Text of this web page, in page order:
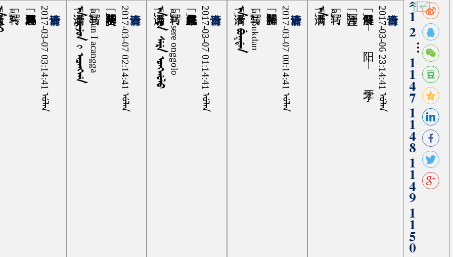
a si 2017-03-07 03:14:41 ᡠᠯᠠᠨ ᠠ ᠵᡳᠵᡠᠨ ᡳ ᠠᠴᠠᠩᡤᠠa jijun I acangga 2017-03-07 02:14:41 ᡠᠯᠠᠨ ᠠ ᡶᠠ ᠰᡝᡵᡝ ᠣᠩᡤᠣᠯᠣa fa sere onggolo 2017-03-07 01:14:41 ᡠᠯᠠᠨ ᠠ ᡳ ᠪᡠᡴᡩᠠᠨa I bukdan 2017-03-07 00:14:41 ᡠᠯᠠᠨ ᠠ a 慢 | 阳 | 字牙2017-03-06 23:14:41 ᡠᠯᠠᠨ
«
1
2
...
1147
1148
1149
1150